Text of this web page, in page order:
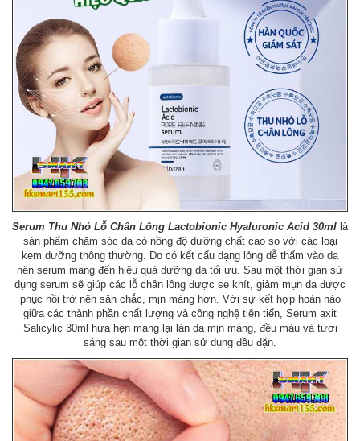
Serum Thu Nhỏ Lỗ Chân Lông Lactobionic Hyaluronic Acid 30ml là
sản phẩm chăm sóc da có nồng độ dưỡng chất cao so với các loại
kem dưỡng thông thường. Do có kết cấu dạng lỏng dễ thấm vào da
nên serum mang đến hiệu quả dưỡng da tối ưu. Sau một thời gian sử
dụng serum sẽ giúp các lỗ chân lông được se khít, giảm mụn da được
phục hồi trở nên săn chắc, mịn màng hơn. Với sự kết hợp hoàn hảo
giữa các thành phần chất lượng và công nghệ tiên tiến, Serum axit
Salicylic 30ml hứa hẹn mang lại làn da mịn màng, đều màu và tươi
sáng sau một thời gian sử dụng đều đặn.